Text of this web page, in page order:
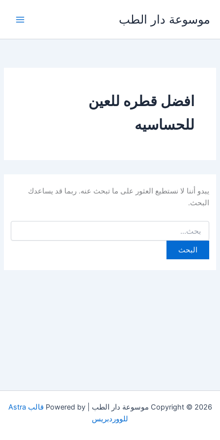
المحتوى
موسوعة دار الطب
افضل قطره للعين
للحساسيه
يبدو أننا لا نستطيع العثور على ما تبحث عنه. ربما قد يساعدك
البحث.
عن:
Copyright © 2026 موسوعة دار الطب | Powered by
قالب Astra
للووردبريس